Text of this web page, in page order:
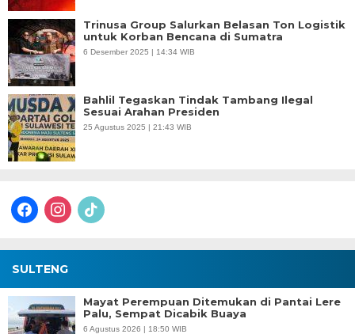
Trinusa Group Salurkan Belasan Ton Logistik
untuk Korban Bencana di Sumatra
6 Desember 2025 | 14:34 WIB
Bahlil Tegaskan Tindak Tambang Ilegal
Sesuai Arahan Presiden
25 Agustus 2025 | 21:43 WIB
facebookinstagram
tiktok
SULTENG
Mayat Perempuan Ditemukan di Pantai Lere
Palu, Sempat Dicabik Buaya
6 Agustus 2026 | 18:50 WIB